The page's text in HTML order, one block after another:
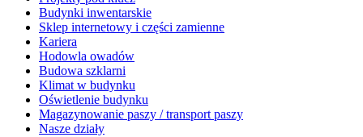
Budynki inwentarskie
Sklep internetowy i części zamienne
Kariera
Hodowla owadów
Budowa szklarni
Klimat w budynku
Oświetlenie budynku
Magazynowanie paszy / transport paszy
Nasze działy